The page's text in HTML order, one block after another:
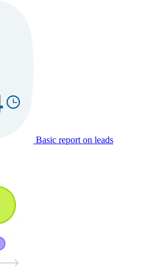
Basic report on leads